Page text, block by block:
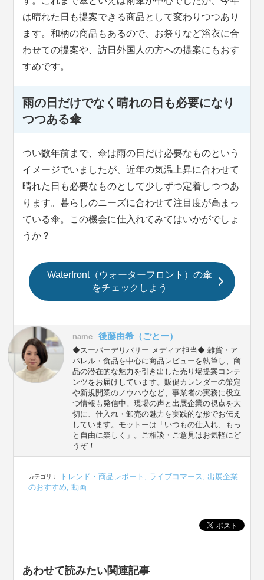
は晴れた日も提案できる商品として変わりつつあり
ます。和柄の商品もあるので、お祭りなど浴衣に合
わせての提案や、訪日外国人の方への提案にもおす
すめです。
雨の日だけでなく晴れの日も必要になり
つつある傘
つい数年前まで、傘は雨の日だけ必要なものという
イメージでいましたが、近年の気温上昇に合わせて
晴れた日も必要なものとして少しずつ定着しつつあ
ります。暮らしのニーズに合わせて注目度が高まっ
ている傘。この機会に仕入れてみてはいかがでしょ
うか？
Waterfront（ウォーターフロント）の傘
をチェックしよう
name 後藤由希（ごとー）
◆スーパーデリバリー メディア担当◆ 雑貨・ア
パレル・食品を中心に商品レビューを執筆し、商
品の潜在的な魅力を引き出した売り場提案コンテ
ンツをお届けしています。販促カレンダーの策定
や新規開業のノウハウなど、事業者の実務に役立
つ情報も発信中。現場の声と出展企業の視点を大
切に、仕入れ・卸売の魅力を実践的な形でお伝え
しています。モットーは「いつもの仕入れ、もっ
と自由に楽しく」。ご相談・ご意見はお気軽にど
うぞ！
カテゴリ： トレンド・商品レポート ライブコマース
出展企業
のおすすめ ,動画
あわせて読みたい関連記事